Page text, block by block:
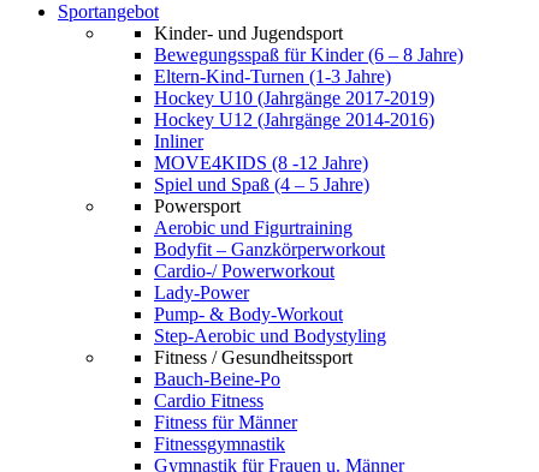
Sportangebot
Kinder- und Jugendsport
Bewegungsspaß für Kinder (6 – 8 Jahre)
Eltern-Kind-Turnen (1-3 Jahre)
Hockey U10 (Jahrgänge 2017-2019)
Hockey U12 (Jahrgänge 2014-2016)
Inliner
MOVE4KIDS (8 -12 Jahre)
Spiel und Spaß (4 – 5 Jahre)
Powersport
Aerobic und Figurtraining
Bodyfit – Ganzkörperworkout
Cardio-/ Powerworkout
Lady-Power
Pump- & Body-Workout
Step-Aerobic und Bodystyling
Fitness / Gesundheitssport
Bauch-Beine-Po
Cardio Fitness
Fitness für Männer
Fitnessgymnastik
Gymnastik für Frauen u. Männer